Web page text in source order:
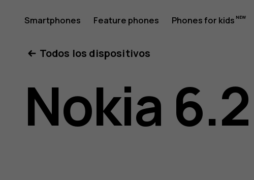
Guía
del
usuario
Smartphones Feature phones Phones for kids
Todos los dispositivos
Nokia 6.2